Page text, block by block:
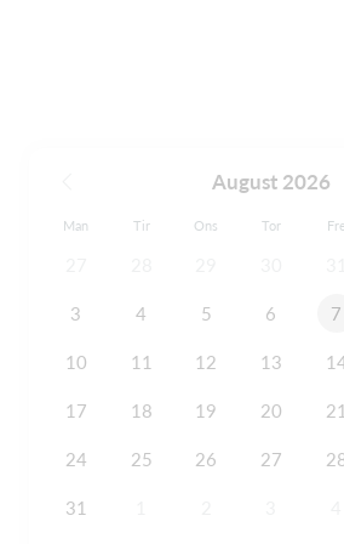
August 2026
Man Tir Ons Tor Fre
3 4 5 6 7
10 11 12 13
17 18 19 20 21
24 25 26 27
31